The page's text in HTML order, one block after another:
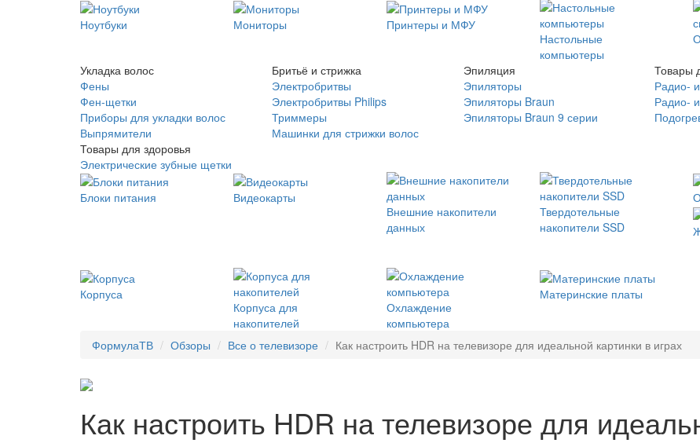
Ноутбуки Мониторы
Принтеры и МФУ
Настольные
компьютеры
Укладка волос
Фены
Фен-щетки
Приборы для укладки волос
Выпрямители
Товары для здоровья
Электрические зубные щетки
Бритьё и стрижка
Электробритвы
Электробритвы Philips
Триммеры
Машинки для стрижки волос
Эпиляция
Эпиляторы
Эпиляторы Braun
Эпиляторы Braun 9 серии
Товары
Радио-
Радио-
Блоки питания
Видеокарты
Внешние накопители
данных
Твердотельные
накопители SSD
Корпуса
Корпуса для
накопителей
Охлаждение
компьютера
Материнские платы
ФормулаТВ Обзоры Все о телевизоре Как настроить HDR на телевизоре для идеальной картинки в играх
Как настроить HDR на телевизоре для